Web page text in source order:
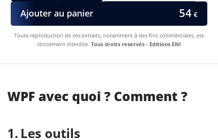
Ajouter au panier 54€
Toute reproduction de ces extraits, notamment à des fins commerciales, est
strictement interdite. Tous droits reservés - Editions ENI
WPF avec quoi ? Comment ?
Les outils